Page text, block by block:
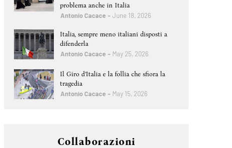
problema anche in Italia
Antonio Cacace June 18, 2026
Italia, sempre meno italiani disposti a
difenderla
Antonio Cacace May 25, 2026
Il Giro d’Italia e la follia che sfiora la
tragedia
Antonio Cacace May 15, 2026
Collaborazioni